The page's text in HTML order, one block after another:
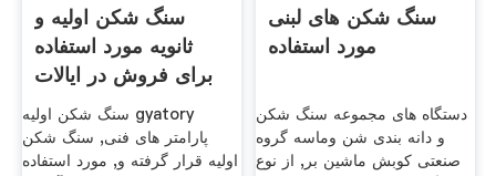
سنگ شکن اولیه و
ثانویه مورد استفاده
برای فروش در ایالات
...
سنگ شکن اولیه gyatory
پارامتر های فنی, سنگ شکن
اولیه قرار گرفته و, مورد استفاده
سنگ شکن های لبنی
مورد استفاده
دستگاه های مجموعه سنگ شکن
و دانه بندی شن وماسه گروه
صنعتی کوبش ماشین بر, از نوع